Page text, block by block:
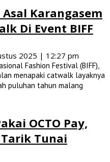
Karangasem
Di Event BIFF
2025 | 12:27 pm
Fashion Festival (BIFF),
menapaki catwalk layaknya
puluhan tahun malang
OCTO Pay,
Tunai